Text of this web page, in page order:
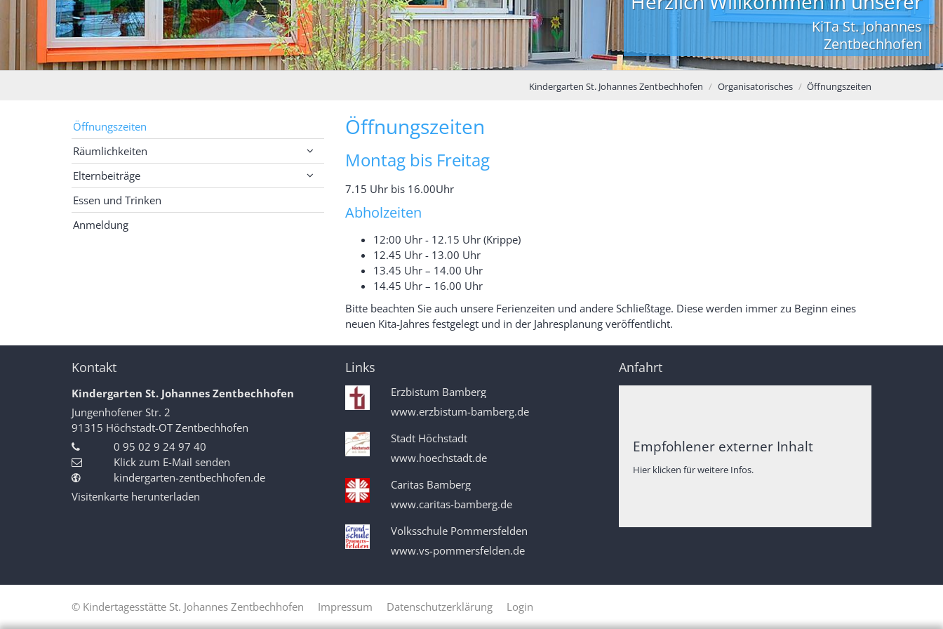
KiTa St. Johannes
Zentbechhofen
Kindergarten St. Johannes Zentbechhofen Organisatorisches Öffnungszeiten
Öffnungszeiten
Montag bis Freitag
7.15 Uhr bis 16.00Uhr
Abholzeiten
12:00 Uhr - 12.15 Uhr (Krippe)
12.45 Uhr - 13.00 Uhr
13.45 Uhr – 14.00 Uhr
14.45 Uhr – 16.00 Uhr
Bitte beachten Sie auch unsere Ferienzeiten und andere Schließtage. Diese werden immer zu Beginn eines
neuen Kita-Jahres festgelegt und in der Jahresplanung veröffentlicht.
Öffnungszeiten
Räumlichkeiten
Elternbeiträge
Essen und Trinken
Anmeldung
Kontakt
Kindergarten St. Johannes Zentbechhofen
Jungenhofener Str. 2
91315 Höchstadt-OT Zentbechhofen
0 95 02 9 24 97 40
Klick zum E-Mail senden
kindergarten-zentbechhofen.de
Visitenkarte herunterladen
Links
Erzbistum Bamberg
www.erzbistum-bamberg.de
Stadt Höchstadt
www.hoechstadt.de
Caritas Bamberg
www.caritas-bamberg.de
Volksschule Pommersfelden
www.vs-pommersfelden.de
Anfahrt
Empfohlener externer Inhalt
Hier klicken für weitere Infos.
© Kindertagesstätte St. Johannes Zentbechhofen Impressum Datenschutzerklärung Login